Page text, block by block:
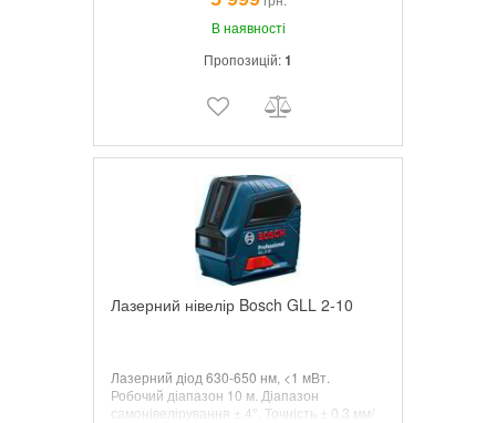
В наявності
Пропозицій:1
Лазерний нівелір Bosch GLL 2-10
Лазерний діод 630-650 нм, <1 мВт.
Робочий діапазон 10 м. Діапазон
самонівелірування ± 4°. Точність ± 0,3 мм/